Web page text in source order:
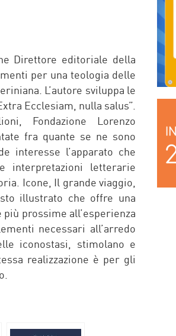
Direttore editoriale della
per una teologia delle
L’autore sviluppa le
Ecclesiam, nulla salus”.
Fondazione Lorenzo
fra quante se ne sono
interesse l’apparato che
interpretazioni letterarie
Icone, Il grande viaggio,
illustrato che offre una
prossime all’esperienza
necessari all’arredo
iconostasi, stimolano e
realizzazione è per gli